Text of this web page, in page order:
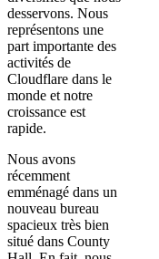
desservons. Nous
représentons une
part importante des
activités de
Cloudflare dans le
monde et notre
croissance est
rapide.
Nous avons
récemment
emménagé dans un
nouveau bureau
spacieux très bien
situé dans County